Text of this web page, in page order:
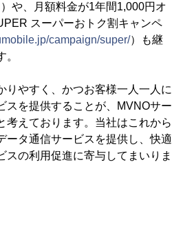
）や、月額料金が1年間1,000円オ
スーパーおトク割キャンペ
campaign/super/）も継
りやすく、かつお客様一人一人に
スを提供することが、MVNOサー
考えております。当社はこれから
ータ通信サービスを提供し、快適
スの利用促進に寄与してまいりま